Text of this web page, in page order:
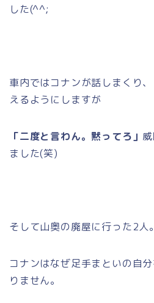
した(^^;
車内ではコナンが話しまくり
えるようにしますが
「二度と言わん。黙ってろ」
ました(笑)
そして山奥の廃屋に行った2人。
コナンはなぜ足手まといの自
りません。